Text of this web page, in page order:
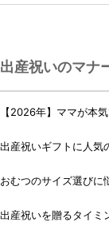
出産祝いのマナ
【2026年】ママが本
出産祝いギフトに人気
おむつのサイズ選びに
出産祝いを贈るタイミ